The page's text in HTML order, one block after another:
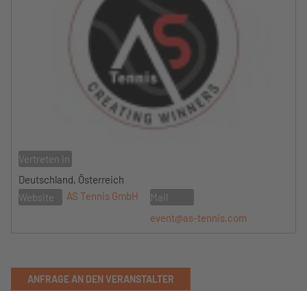
Vertreten in
Deutschland, Österreich
Website
AS Tennis GmbH
Mail
event@as-tennis.com
ANFRAGE AN DEN VERANSTALTER